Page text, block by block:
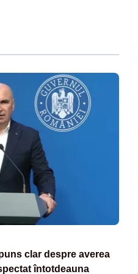
clar despre averea
întotdeauna